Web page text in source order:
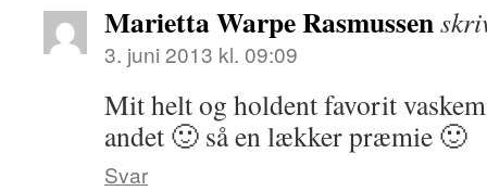
Marietta Warpe Rasmussen
3. juni 2013 kl. 09:09
Mit helt og holdent favorit
andet 🙂 så en lækker præmie 🙂
Svar